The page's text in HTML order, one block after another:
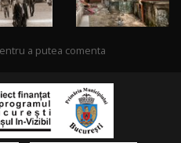
a putea comenta